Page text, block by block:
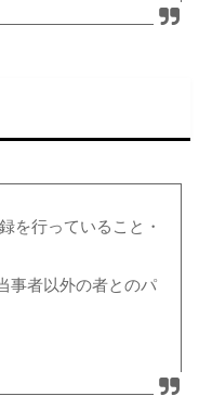
を行っていること ・
事者以外の者とのパ